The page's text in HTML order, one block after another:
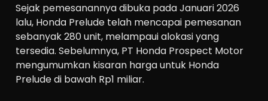
Sejak pemesanannya dibuka pada Januari 2026
lalu, Honda Prelude telah mencapai pemesanan
sebanyak 280 unit, melampaui alokasi yang
tersedia. Sebelumnya, PT Honda Prospect Motor
mengumumkan kisaran harga untuk Honda
Prelude di bawah Rp1 miliar.